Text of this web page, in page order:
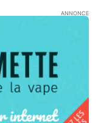
ANNONCE